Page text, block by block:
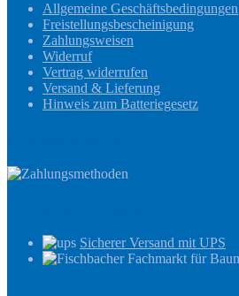
Allgemeine Geschäftsbedingungen
Freistellungsbescheinigung
Zahlungsweisen
Widerruf
Vertrag widerrufen
Versand & Lieferung
Hinweis zum Batteriegesetz
Sicherer Versand mit UPS